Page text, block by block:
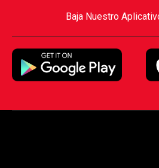
Baja Nuestro